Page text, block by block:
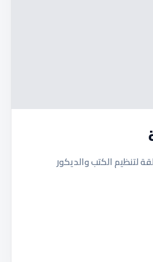
الكتب والديكور